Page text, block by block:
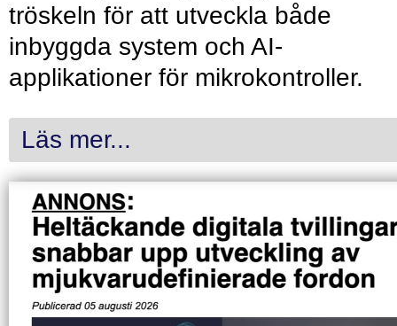
tröskeln för att utveckla både
inbyggda system och AI-
applikationer för mikrokontroller.
Läs mer...